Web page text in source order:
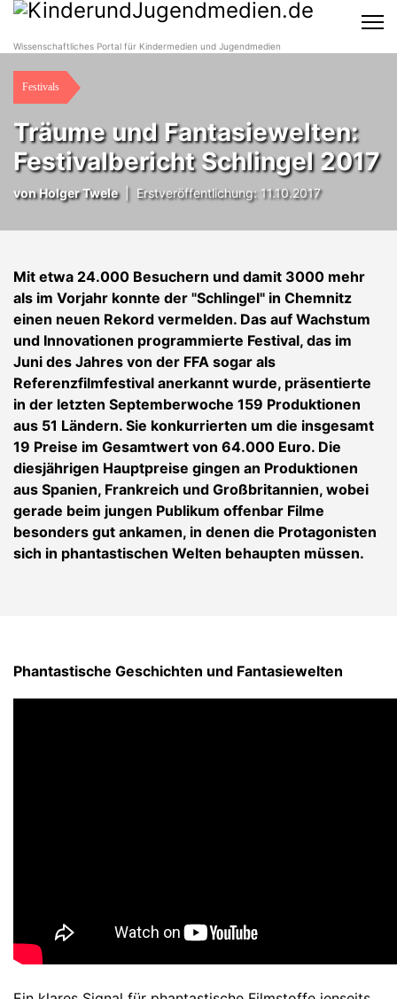
Wissenschaftliches Portal für Kindermedien und Jugendmedien
Festivals
Träume und Fantasiewelten:
Festivalbericht Schlingel 2017
vonHolger Twele| Erstveröffentlichung: 11.10.2017
Mit etwa 24.000 Besuchern und damit 3000 mehr
als im Vorjahr konnte der "Schlingel" in Chemnitz
einen neuen Rekord vermelden. Das auf Wachstum
und Innovationen programmierte Festival, das im
Juni des Jahres von der FFA sogar als
Referenzfilmfestival anerkannt wurde, präsentierte
in der letzten Septemberwoche 159 Produktionen
aus 51 Ländern. Sie konkurrierten um die insgesamt
19 Preise im Gesamtwert von 64.000 Euro. Die
diesjährigen Hauptpreise gingen an Produktionen
aus Spanien, Frankreich und Großbritannien, wobei
gerade beim jungen Publikum offenbar Filme
besonders gut ankamen, in denen die Protagonisten
sich in phantastischen Welten behaupten müssen.
Phantastische Geschichten und Fantasiewelten